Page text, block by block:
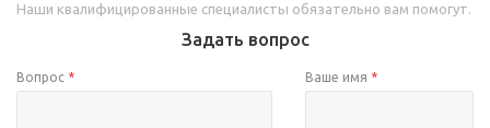
Наши квалифицированные специалисты обязательно вам помогут.
Задать вопрос
Вопрос * Ваше имя *